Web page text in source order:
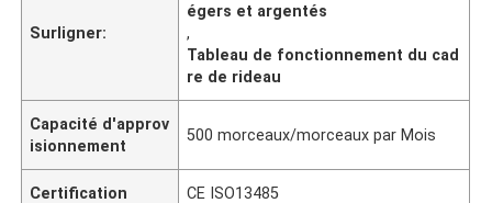
Surligner:
égers et argentés
,
Tableau de fonctionnement du cad
re de rideau
Capacité d'approv
isionnement
500 morceaux/morceaux par Mois
Certification CE ISO13485